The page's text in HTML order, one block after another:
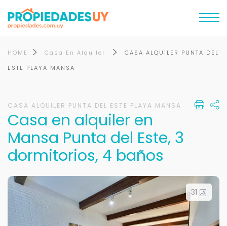
HOME Casa En Alquiler
CASA ALQUILER PUNTA DEL
ESTE PLAYA MANSA
CASA ALQUILER PUNTA DEL ESTE PLAYA MANSA
Casa en alquiler en
Mansa Punta del Este, 3
dormitorios, 4 baños
31